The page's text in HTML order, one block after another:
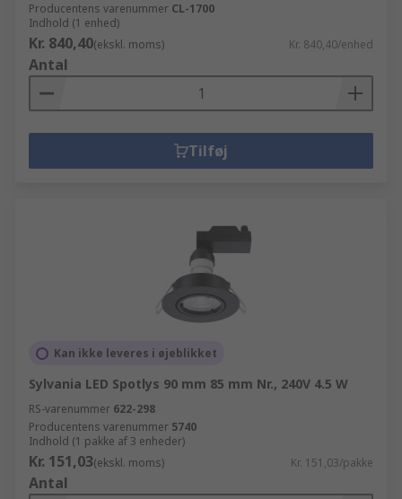
Producentens varenummer CL-1700
Indhold (1 enhed)
Kr. 840,40(ekskl. moms) Kr. 840,40/enhed
Antal
Tilføj
Kan ikke leveres i øjeblikket
Sylvania LED Spotlys 90 mm 85 mm Nr., 240V 4.5 W
RS-varenummer 622-298
Producentens varenummer 5740
Indhold (1 pakke af 3 enheder)
Kr. 151,03(ekskl. moms) Kr. 151,03/pakke
Antal